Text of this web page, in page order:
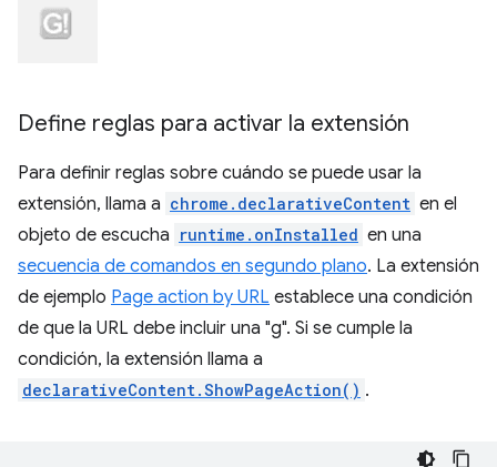
Define reglas para activar la extensión
Para definir reglas sobre cuándo se puede usar la
extensión, llama a chrome.declarativeContent en el
objeto de escucha runtime.onInstalled en una
secuencia de comandos en segundo plano. La extensión
de ejemplo Page action by URL establece una condición
de que la URL debe incluir una "g". Si se cumple la
condición, la extensión llama a
declarativeContent.ShowPageAction() .